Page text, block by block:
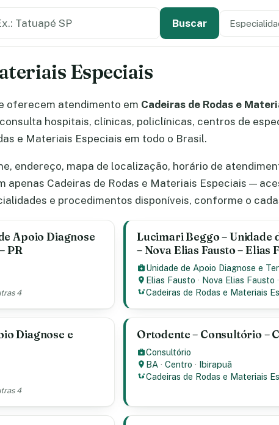
Buscar Tipo de
Especiais
oferecem atendimento em Cadeiras de Rodas e
hospitais, clínicas, policlínicas, centros de
e Materiais Especiais em todo o Brasil.
endereço, mapa de localização, horário de
apenas Cadeiras de Rodas e Materiais Especiais —
e procedimentos disponíveis, conforme o
Apoio Diagnose
PR
4
Lucimari Beggo – Unidade
– Nova Elias Fausto – Elias
Unidade de Apoio Diagnose e
Elias Fausto · Nova Elias Fausto
Cadeiras de Rodas e Materiais
Diagnose e
4
Ortodente – Consultório –
Consultório
BA ·Centro · Ibirapuã
Cadeiras de Rodas e Materiais